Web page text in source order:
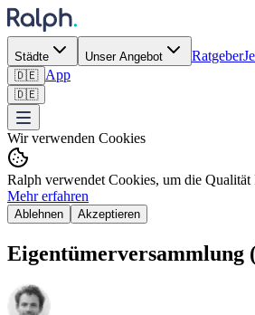
Städte Unser Angebot Ratgeber
🇩🇪 App
🇩🇪
Wir verwenden Cookies
Ralph verwendet Cookies, um die
Mehr erfahren
Ablehnen Akzeptieren
Eigentümerversammlung